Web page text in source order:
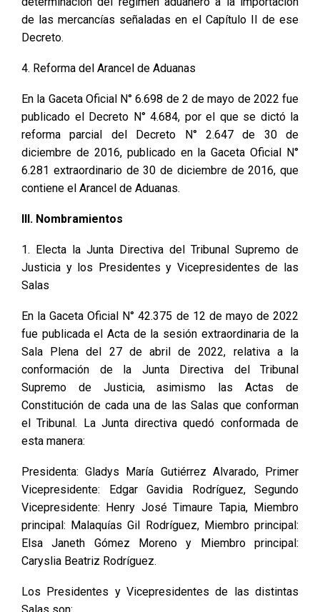
de las mercancías señaladas en el Capítulo II de ese
Decreto.
4. Reforma del Arancel de Aduanas
En la Gaceta Oficial N° 6.698 de 2 de mayo de 2022 fue
publicado el Decreto N° 4.684, por el que se dictó la
reforma parcial del Decreto N° 2.647 de 30 de
diciembre de 2016, publicado en la Gaceta Oficial N°
6.281 extraordinario de 30 de diciembre de 2016, que
contiene el Arancel de Aduanas.
III. Nombramientos
1. Electa la Junta Directiva del Tribunal Supremo de
Justicia y los Presidentes y Vicepresidentes de las
Salas
En la Gaceta Oficial N° 42.375 de 12 de mayo de 2022
fue publicada el Acta de la sesión extraordinaria de la
Sala Plena del 27 de abril de 2022, relativa a la
conformación de la Junta Directiva del Tribunal
Supremo de Justicia, asimismo las Actas de
Constitución de cada una de las Salas que conforman
el Tribunal. La Junta directiva quedó conformada de
esta manera:
Presidenta: Gladys María Gutiérrez Alvarado, Primer
Vicepresidente: Edgar Gavidia Rodríguez, Segundo
Vicepresidente: Henry José Timaure Tapia, Miembro
principal: Malaquías Gil Rodríguez, Miembro principal:
Elsa Janeth Gómez Moreno y Miembro principal:
Caryslia Beatriz Rodríguez.
Los Presidentes y Vicepresidentes de las distintas